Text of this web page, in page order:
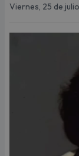
Viernes, 25 de